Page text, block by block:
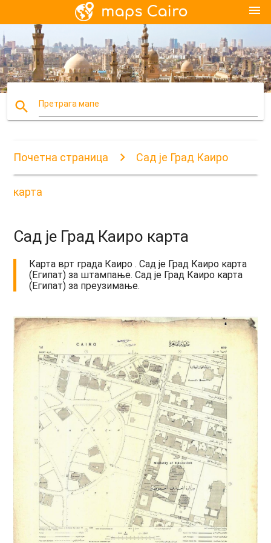
menu
search Претрага мапе
Почетна страница Сад је Град Каиро
карта
Сад је Град Каиро карта
Карта врт града Каиро . Сад је Град Каиро карта
(Египат) за штампање. Сад је Град Каиро карта
(Египат) за преузимање.